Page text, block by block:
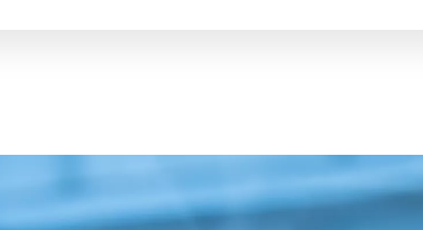
Anche con finanziamento Toyota